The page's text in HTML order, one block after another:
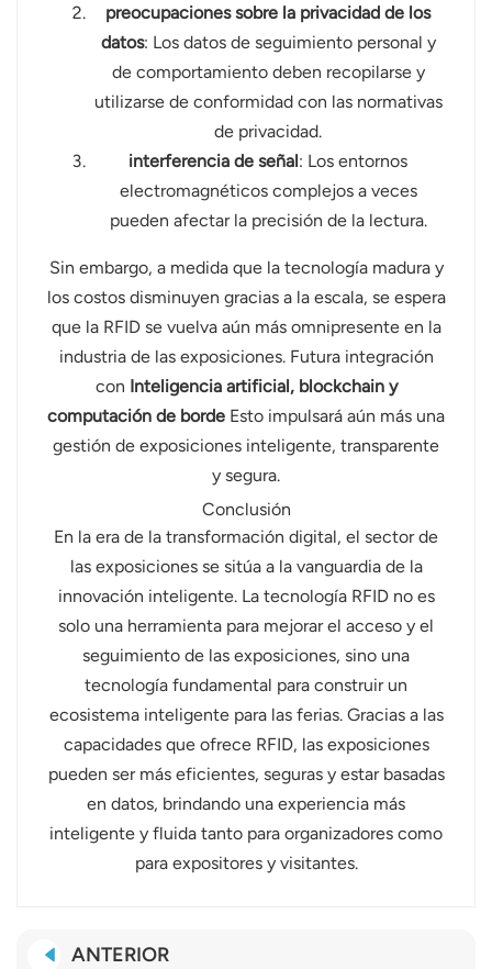
preocupaciones sobre la privacidad de los
datos: Los datos de seguimiento personal y
de comportamiento deben recopilarse y
utilizarse de conformidad con las normativas
de privacidad.
interferencia de señal: Los entornos
electromagnéticos complejos a veces
pueden afectar la precisión de la lectura.
Sin embargo, a medida que la tecnología madura y
los costos disminuyen gracias a la escala, se espera
que la RFID se vuelva aún más omnipresente en la
industria de las exposiciones. Futura integración
con Inteligencia artificial, blockchain y
computación de borde Esto impulsará aún más una
gestión de exposiciones inteligente, transparente
y segura.
Conclusión
En la era de la transformación digital, el sector de
las exposiciones se sitúa a la vanguardia de la
innovación inteligente. La tecnología RFID no es
solo una herramienta para mejorar el acceso y el
seguimiento de las exposiciones, sino una
tecnología fundamental para construir un
ecosistema inteligente para las ferias. Gracias a las
capacidades que ofrece RFID, las exposiciones
pueden ser más eficientes, seguras y estar basadas
en datos, brindando una experiencia más
inteligente y fluida tanto para organizadores como
para expositores y visitantes.
ANTERIOR